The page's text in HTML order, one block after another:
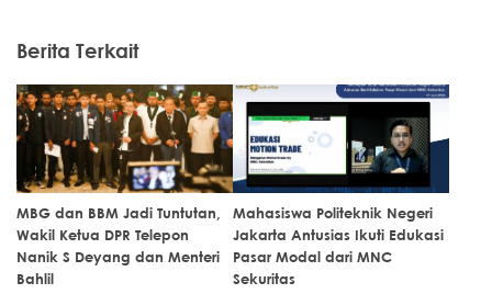
Berita Terkait
MBG dan BBM Jadi Tuntutan,
Wakil Ketua DPR Telepon
Nanik S Deyang dan Menteri
Bahlil
Mahasiswa Politeknik Negeri
Jakarta Antusias Ikuti Edukasi
Pasar Modal dari MNC
Sekuritas